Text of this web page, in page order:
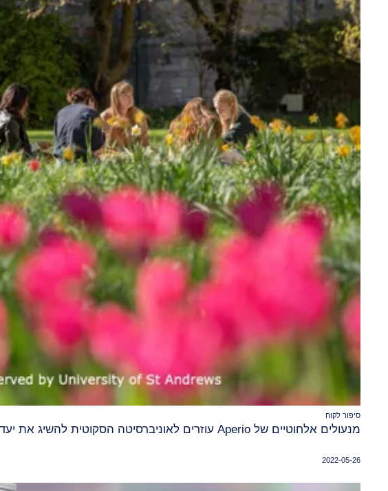
סיפור לקוח
מנעולים אלחוטיים של Aperio עוזרים לאוניברסיטה הסקוטית להשיג את יעדי הקיימות שלה
2022-05-26